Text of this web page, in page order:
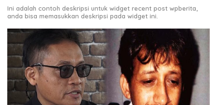
Ini adalah contoh deskripsi untuk widget recent post wpberita,
anda bisa memasukkan deskripsi pada widget ini.